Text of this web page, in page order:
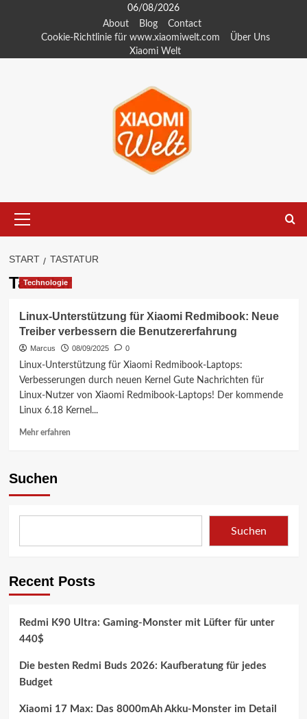
06/08/2026
About
Blog
Contact
Cookie-Richtlinie für www.xiaomiwelt.com
Über Uns
Xiaomi Welt
Menü
START TASTATUR
Tastatur
Technologie
Linux-Unterstützung für Xiaomi Redmibook: Neue
Treiber verbessern die Benutzererfahrung
Marcus 08/09/2025 0
Linux-Unterstützung für Xiaomi Redmibook-Laptops:
Verbesserungen durch neuen Kernel Gute Nachrichten für
Linux-Nutzer von Xiaomi Redmibook-Laptops! Der kommende
Linux 6.18 Kernel...
Mehr erfahrenMehr
Treiber
Benutzererfahrung
Suchen
Suchen
Recent Posts
Redmi K90 Ultra: Gaming-Monster mit Lüfter für unter
440$
Die besten Redmi Buds 2026: Kaufberatung für jedes
Budget
Xiaomi 17 Max: Das 8000mAh Akku-Monster im Detail